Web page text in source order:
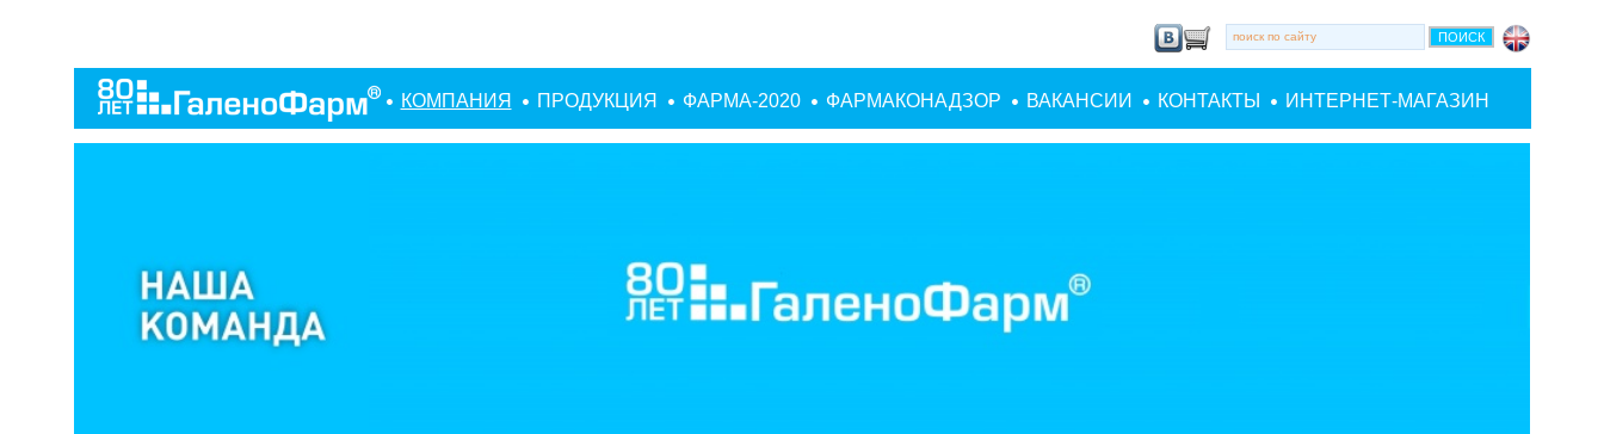
КОМПАНИЯ ПРОДУКЦИЯ ФАРМА-2020 ФАРМАКОНАДЗОР ВАКАНСИИ КОНТАКТЫ ИНТЕРНЕТ-МАГАЗИН